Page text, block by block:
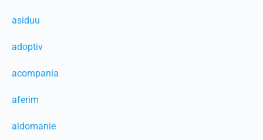
asiduu
adoptiv
acompania
aferim
aidomanie